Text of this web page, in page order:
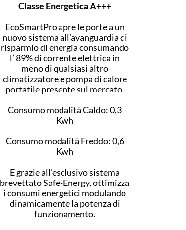
Classe Energetica А+++
EcoSmartPro apre le porte a un
nuovo sistema all’avanguardia di
risparmio di energia consumando
l’ 89% di corrente elettrica in
meno di qualsiasi altro
climatizzatore e pompa di calore
portatile presente sul mercato.
Consumo modalità Caldo: 0,3
Kwh
Consumo modalità Freddo: 0,6
Kwh
E grazie all'esclusivo sistema
brevettato Safe-Energy, ottimizza
i consumi energetici modulando
dinamicamente la potenza di
funzionamento.